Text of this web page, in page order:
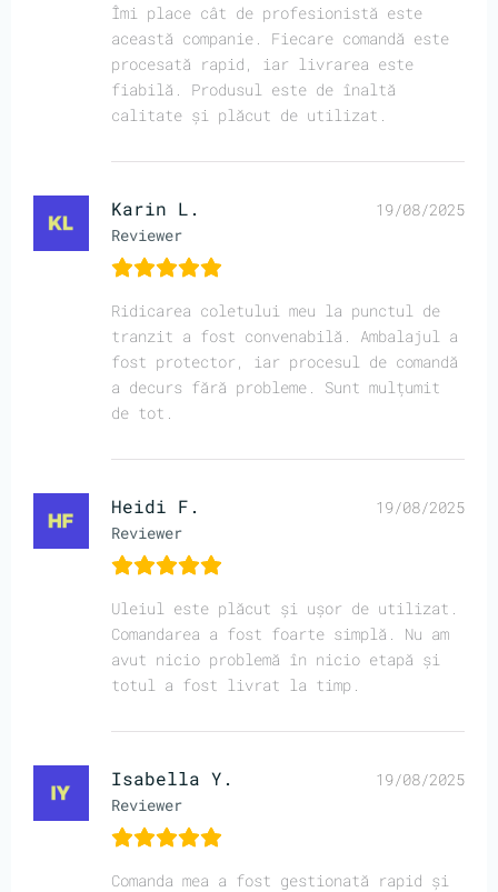
Îmi place cât de profesionistă este
această companie. Fiecare comandă este
procesată rapid, iar livrarea este
fiabilă. Produsul este de înaltă
calitate și plăcut de utilizat.
Karin L.
Reviewer
19/08/2025
Ridicarea coletului meu la punctul de
tranzit a fost convenabilă. Ambalajul a
fost protector, iar procesul de comandă
a decurs fără probleme. Sunt mulțumit
de tot.
Heidi F.
Reviewer
19/08/2025
Uleiul este plăcut și ușor de utilizat.
Comandarea a fost foarte simplă. Nu am
avut nicio problemă în nicio etapă și
totul a fost livrat la timp.
Isabella Y.
Reviewer
19/08/2025
Comanda mea a fost gestionată rapid și